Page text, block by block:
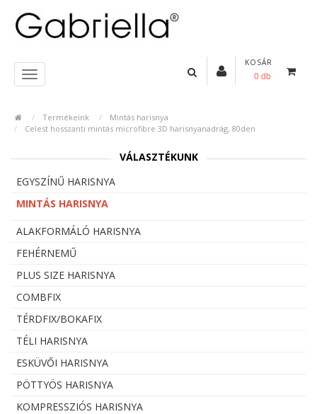
KOSÁR
0 db
Termékeink
Mintás harisnya
Celest hosszanti mintás microfibre 3D harisnyanadrág, 80den
VÁLASZTÉKUNK
EGYSZÍNŰ HARISNYA
MINTÁS HARISNYA
ALAKFORMÁLÓ HARISNYA
FEHÉRNEMŰ
PLUS SIZE HARISNYA
COMBFIX
TÉRDFIX/BOKAFIX
TÉLI HARISNYA
ESKÜVŐI HARISNYA
PÖTTYÖS HARISNYA
KOMPRESSZIÓS HARISNYA